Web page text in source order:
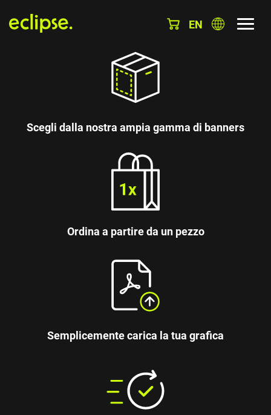
EN
Scegli dalla nostra ampia gamma di banners
Ordina a partire da un pezzo
Semplicemente carica la tua grafica